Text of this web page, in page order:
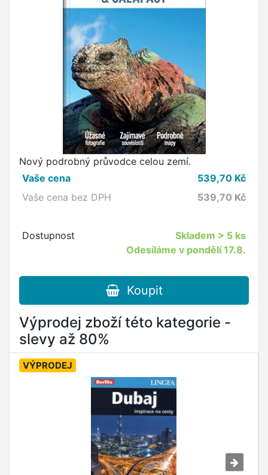
Nový podrobný průvodce celou zemí.
Vaše cena
539,70 Kč
Vaše cena bez DPH
539,70 Kč
Dostupnost Skladem > 5 ks
Odesíláme v pondělí 17.8.
Koupit
Výprodej zboží této kategorie -
slevy až 80%
VÝPRODEJ